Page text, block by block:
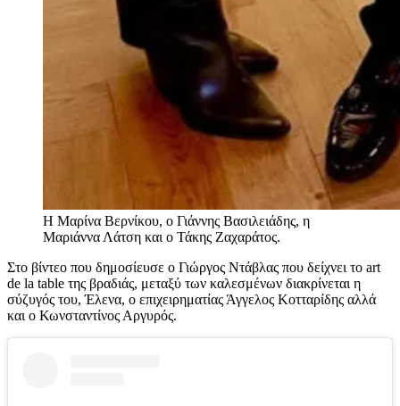
Η Μαρίνα Βερνίκου, ο Γιάννης Βασιλειάδης, η
Μαριάννα Λάτση και ο Τάκης Ζαχαράτος.
Στο βίντεο που δημοσίευσε ο Γιώργος Ντάβλας που δείχνει το art
de la table της βραδιάς, μεταξύ των καλεσμένων διακρίνεται η
σύζυγός του, Έλενα, ο επιχειρηματίας Άγγελος Κοτταρίδης αλλά
και ο Κωνσταντίνος Αργυρός.